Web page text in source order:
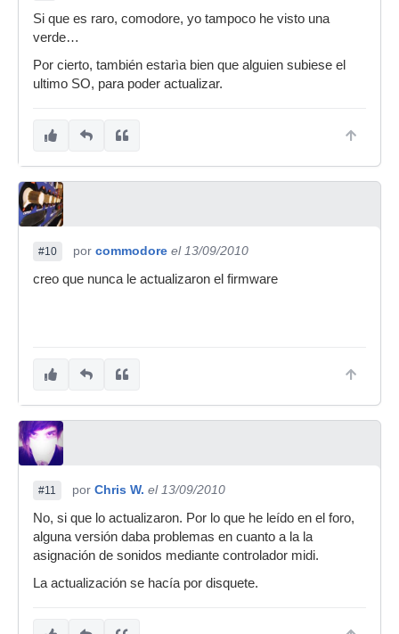
Si que es raro, comodore, yo tampoco he visto una
verde…
Por cierto, también estarìa bien que alguien subiese el
ultimo SO, para poder actualizar.
#10 por commodore el 13/09/2010
creo que nunca le actualizaron el firmware
#11 por Chris W. el 13/09/2010
No, si que lo actualizaron. Por lo que he leído en el foro,
alguna versión daba problemas en cuanto a la la
asignación de sonidos mediante controlador midi.
La actualización se hacía por disquete.